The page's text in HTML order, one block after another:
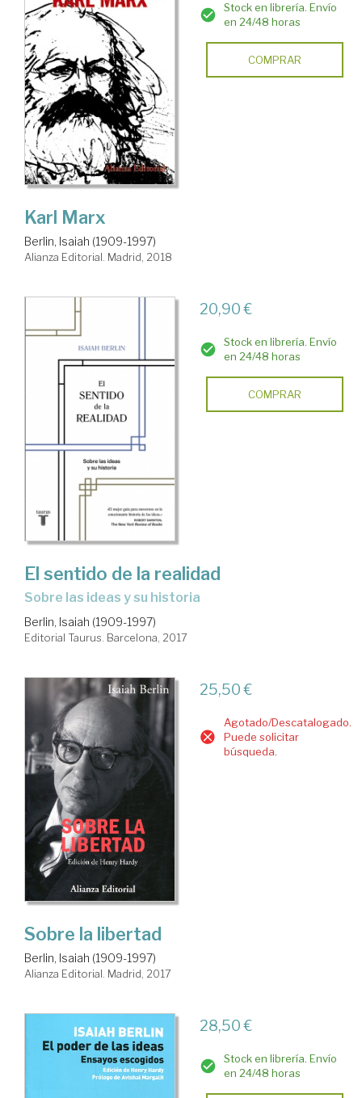
Stock en librería. Envío
en 24/48 horas
COMPRAR
Karl Marx
Berlin, Isaiah (1909-1997)
Alianza Editorial. Madrid, 2018
20,90 €
Stock en librería. Envío
en 24/48 horas
COMPRAR
El sentido de la realidad
sobre las ideas y su historia
Berlin, Isaiah (1909-1997)
Editorial Taurus. Barcelona, 2017
25,50 €
Agotado/Descatalogado.
Puede solicitar
búsqueda.
Sobre la libertad
Berlin, Isaiah (1909-1997)
Alianza Editorial. Madrid, 2017
28,50 €
Stock en librería. Envío
en 24/48 horas